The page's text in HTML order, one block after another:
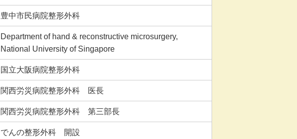
豊中市民病院整形外科
Department of hand & reconstructive microsurgery,
National University of Singapore
国立大阪病院整形外科
関西労災病院整形外科 医長
関西労災病院整形外科 第三部長
でんの整形外科 開設